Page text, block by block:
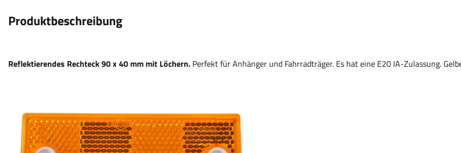
Produktbeschreibung
Reflektierendes Rechteck 90 x 40 mm mit Löchern. Perfekt für Anhänger und Fahrradträger. Es hat eine E20 IA-Zulassung.